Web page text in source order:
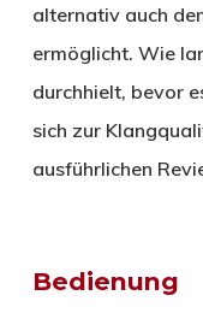
alternativ auch
ermöglicht. Wie
durchhielt, bevor
sich zur
ausführlichen
Bedienung